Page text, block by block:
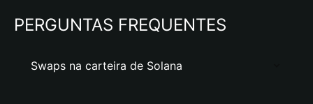
PERGUNTAS FREQUENTES
Swaps na carteira de Solana